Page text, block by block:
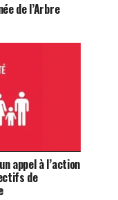
de l’Arbre
appel à l’action
de